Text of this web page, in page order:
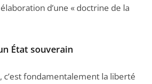
d’une « doctrine de la
État souverain
c’est fondamentalement la liberté